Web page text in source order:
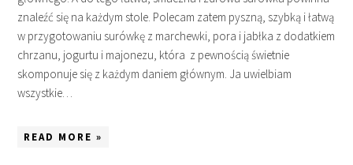
znaleźć się na każdym stole. Polecam zatem pyszną, szybką i łatwą
w przygotowaniu surówkę z marchewki, pora i jabłka z dodatkiem
chrzanu, jogurtu i majonezu, która z pewnością świetnie
skomponuje się z każdym daniem głównym. Ja uwielbiam
wszystkie…
READ MORE »